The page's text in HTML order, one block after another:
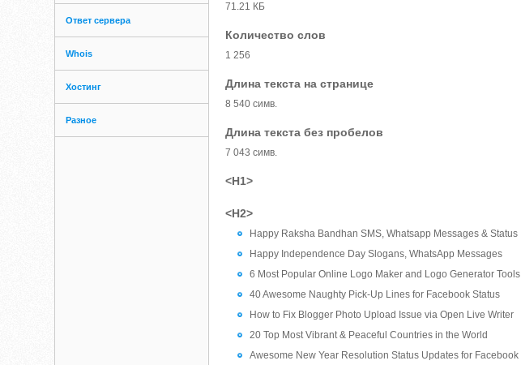
Ответ сервера
Whois
Хостинг
Разное
71.21 КБ
Количество слов
1 256
Длина текста на странице
8 540 симв.
Длина текста без пробелов
7 043 симв.
<H1>
<H2>
Happy Raksha Bandhan SMS, Whatsapp Messages & Status
Happy Independence Day Slogans, WhatsApp Messages
6 Most Popular Online Logo Maker and Logo Generator Tools
40 Awesome Naughty Pick-Up Lines for Facebook Status
How to Fix Blogger Photo Upload Issue via Open Live Writer
20 Top Most Vibrant & Peaceful Countries in the World
Awesome New Year Resolution Status Updates for Facebook